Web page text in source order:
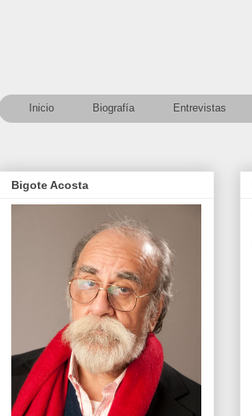
Inicio Biografía Entrevistas
Bigote Acosta